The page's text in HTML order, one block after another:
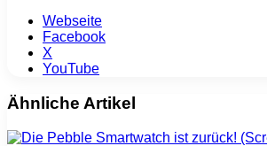
Webseite
Facebook
X
YouTube
Ähnliche Artikel